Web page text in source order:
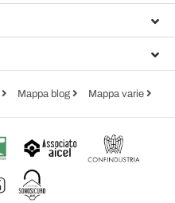
Mappa blog Mappa varie